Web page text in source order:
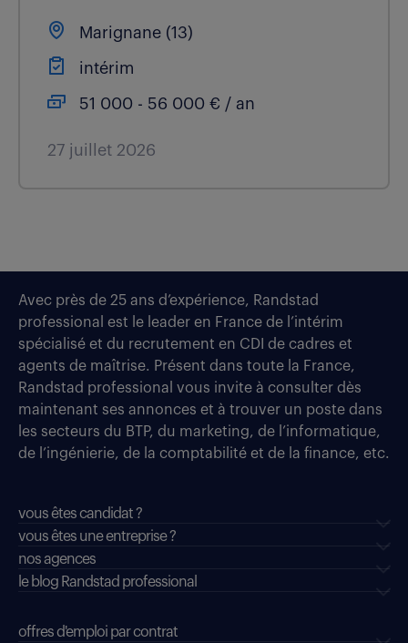
Marignane (13)
intérim
51 000 - 56 000 € / an
27 juillet 2026
Avec près de 25 ans d’expérience, Randstad
professional est le leader en France de l’intérim
spécialisé et du recrutement en CDI de cadres et
agents de maîtrise. Présent dans toute la France,
Randstad professional vous invite à consulter dès
maintenant ses annonces et à trouver un poste dans
les secteurs du BTP, du marketing, de l’informatique,
de l’ingénierie, de la comptabilité et de la finance, etc.
vous êtes candidat ?
vous êtes une entreprise ?
nos agences
le blog Randstad professional
offres d'emploi par contrat